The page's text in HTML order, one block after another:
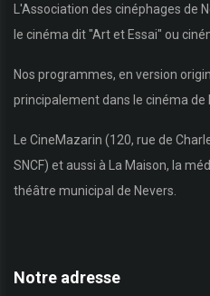
L'Association des cinéphages de
le cinéma dit "Art et Essai" ou
Nos programmes, en version
principalement dans le cinéma de
Le CineMazarin (120, rue de
SNCF) et aussi à La Maison, la
théâtre municipal de Nevers.
Notre adresse